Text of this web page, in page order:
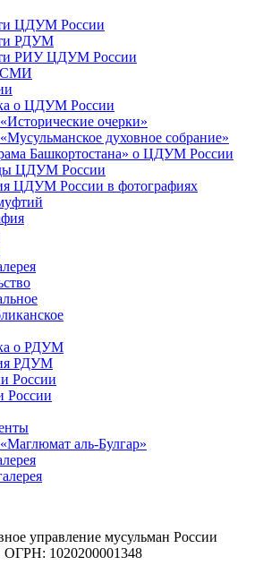
ЦДУМ России
РДУМ
РИУ ЦДУМ России
СМИ
о ЦДУМ России
очерки»
духовное собрание»
Башкортостана» о ЦДУМ России
ЦДУМ России
ЦДУМ России в фотографиях
о РДУМ
РДУМ
России
России
«Маглюмат аль-Булгар»
управление мусульман России
ОГРН: 1020200001348